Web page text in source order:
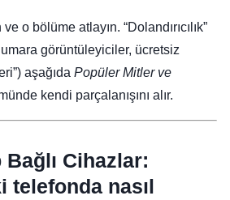
o bölüme atlayın. “Dolandırıcılık”
görüntüleyiciler, ücretsiz
aşağıda Popüler Mitler ve
kendi parçalanışını alır.
Cihazlar:
telefonda nasıl